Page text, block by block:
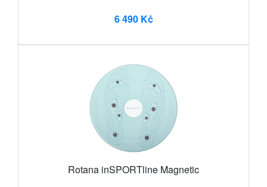
6 490 Kč
Rotana inSPORTline Magnetic